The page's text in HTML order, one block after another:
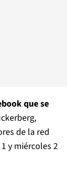
que se
de la red
y miércoles 2